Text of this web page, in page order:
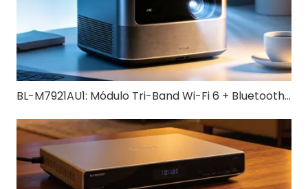
BL-M7921AU1: Módulo Tri-Band Wi-Fi 6 + Bluetooth 5.4 USB 3.0 | Solução sem fio de alta velocidade para IoT e dispositivos industriais